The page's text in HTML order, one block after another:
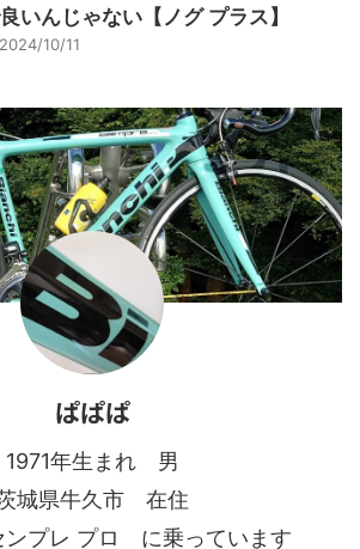
いんじゃない【ノグ プラス】
2024/10/11
ぱぱぱ
1971年生まれ 男
城県牛久市 在住
ンプレ プロ に乗っています